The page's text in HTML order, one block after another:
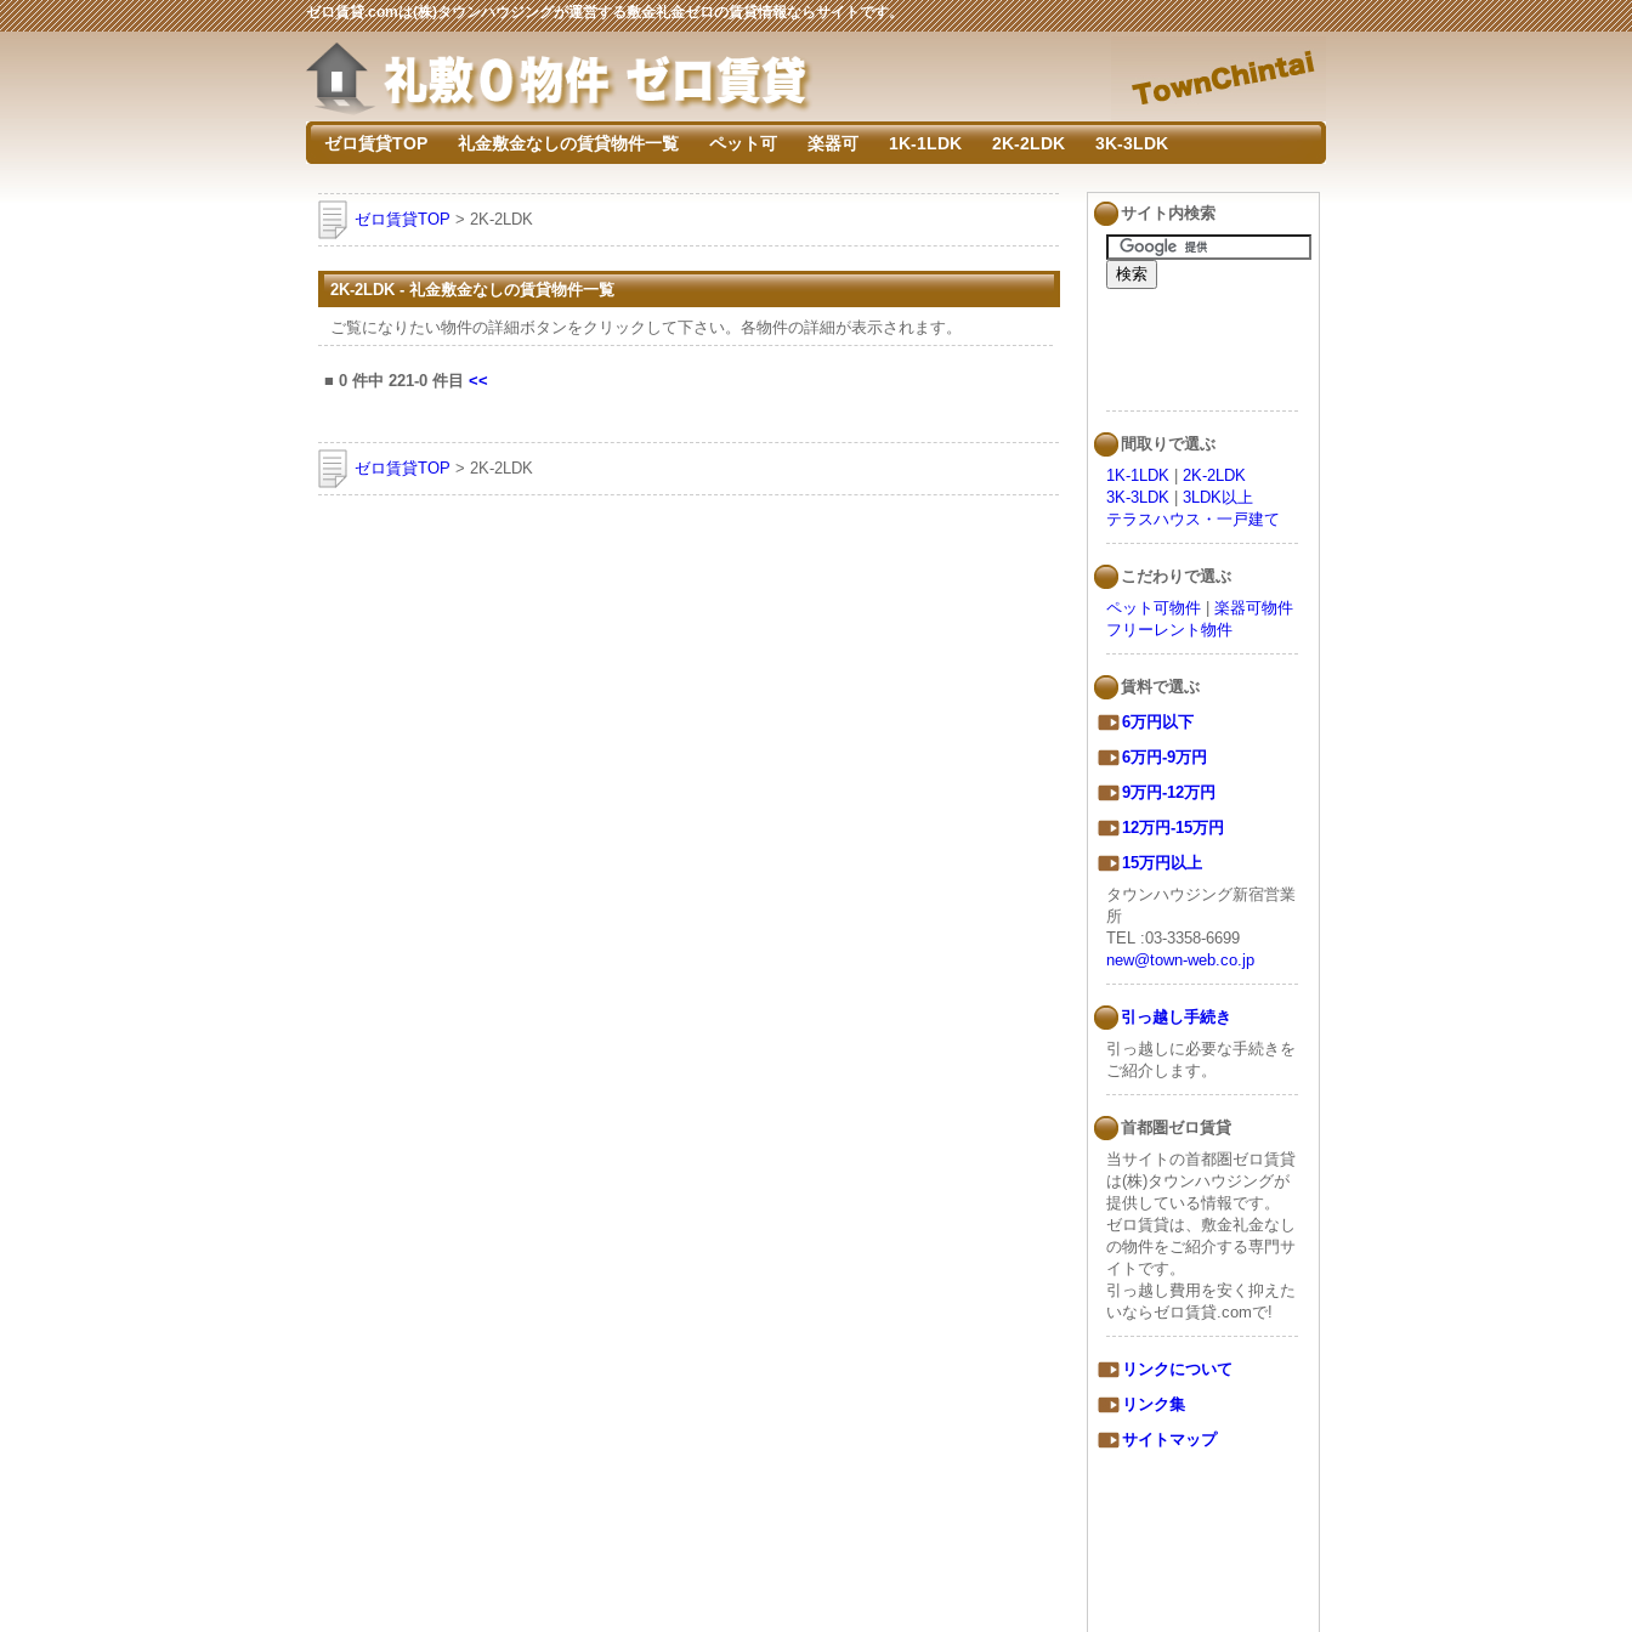
ゼロ賃貸.comは(株)タウンハウジングが運営する敷金礼金ゼロの賃貸情報ならサイトです。
ゼロ賃貸TOP 礼金敷金なしの賃貸物件一覧 ペット可 楽器可 1K-1LDK 2K-2LDK 3K-3LDK
ゼロ賃貸TOP > 2K-2LDK
2K-2LDK - 礼金敷金なしの賃貸物件一覧
ご覧になりたい物件の詳細ボタンをクリックして下さい。各物件の詳細が表示されます。
■ 0 件中 221-0 件目 <<
ゼロ賃貸TOP > 2K-2LDK
サイト内検索
間取りで選ぶ
1K-1LDK
2K-2LDK
3K-3LDK
3LDK以上
テラスハウス・一戸建て
こだわりで選ぶ
ペット可物件
楽器可物件
フリーレント物件
賃料で選ぶ
6万円以下
6万円-9万円
9万円-12万円
12万円-15万円
15万円以上
タウンハウジング新宿営業
所
TEL :03-3358-6699
new@town-web.co.jp
引っ越し手続き
引っ越しに必要な手続きを
ご紹介します。
首都圏ゼロ賃貸
当サイトの首都圏ゼロ賃貸
は(株)タウンハウジングが
提供している情報です。
ゼロ賃貸は、敷金礼金なし
の物件をご紹介する専門サ
イトです。
引っ越し費用を安く抑えた
いならゼロ賃貸.comで!
リンクについて
リンク集
サイトマップ